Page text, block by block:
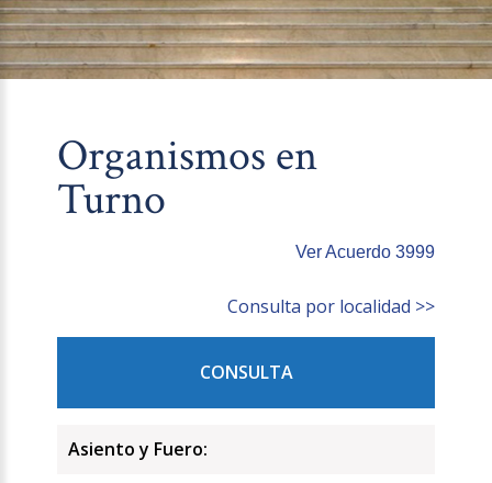
Organismos en
Turno
Ver Acuerdo 3999
Consulta por localidad >>
CONSULTA
Asiento y Fuero: